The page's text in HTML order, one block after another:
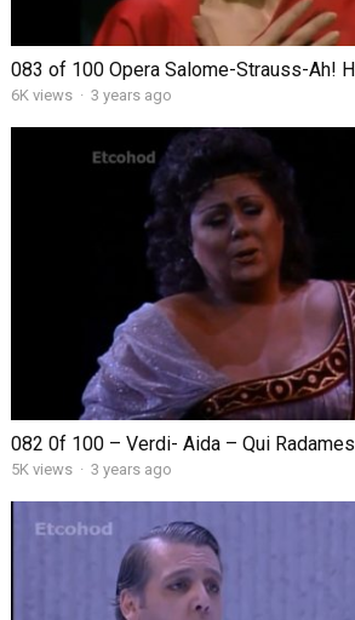
083 of 100 Opera Salome-Strauss-Ah!
6K views · 3 years ago
082 0f 100 – Verdi- Aida – Qui
5K views · 3 years ago